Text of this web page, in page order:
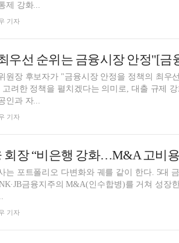
제 강화...
기자
원장 후보자가 "금융시장 안정을 정책의 최우
려한 정책을 펼치겠다는 의미로, 대출 규제
인과 자...
기자
는 포트폴리오 다변화와 궤를 같이 한다. 5대
금융지주의 M&A(인수합병)를 거쳐 성장
기자